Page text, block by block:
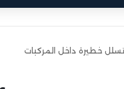
خطيرة داخل المركبات